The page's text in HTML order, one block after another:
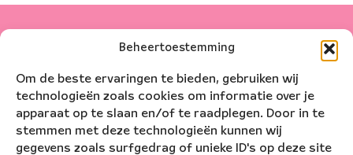
Beheertoestemming
Om de beste ervaringen te bieden, gebruiken wij
technologieën zoals cookies om informatie over je
apparaat op te slaan en/of te raadplegen. Door in te
stemmen met deze technologieën kunnen wij
gegevens zoals surfgedrag of unieke ID's op deze site
Speeldata
Uitverkocht
donderdag 4okt2018 20.30